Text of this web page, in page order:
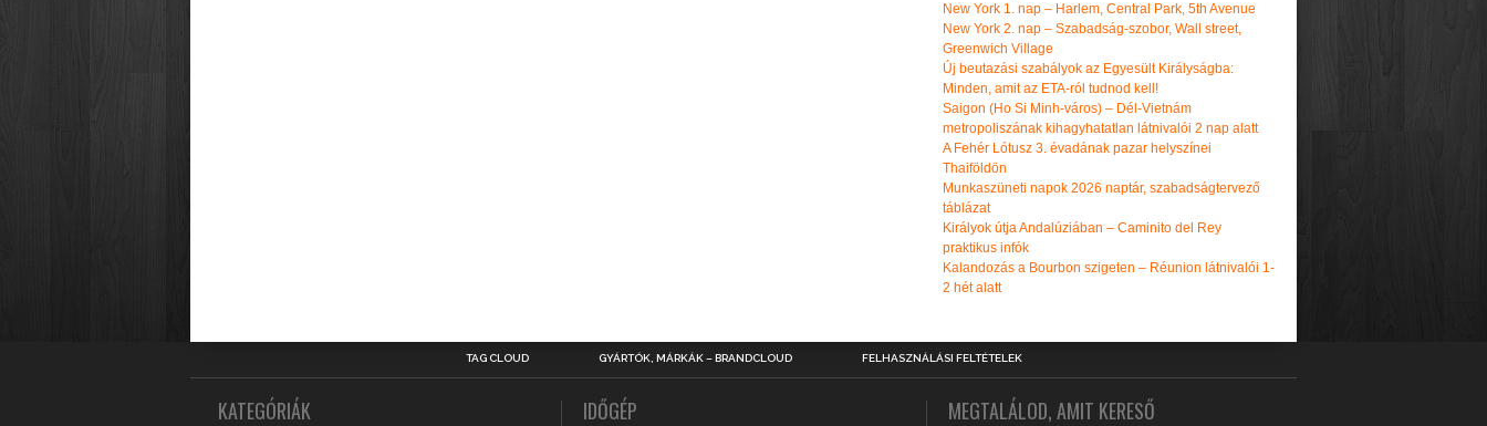
New York 1. nap – Harlem, Central Park, 5th Avenue
New York 2. nap – Szabadság-szobor, Wall street,
Greenwich Village
Új beutazási szabályok az Egyesült Királyságba:
Minden, amit az ETA-ról tudnod kell!
Saigon (Ho Si Minh-város) – Dél-Vietnám
metropoliszának kihagyhatatlan látnivalói 2 nap alatt
A Fehér Lótusz 3. évadának pazar helyszínei
Thaiföldön
Munkaszüneti napok 2026 naptár, szabadságtervező
táblázat
Királyok útja Andalúziában – Caminito del Rey
praktikus infók
Kalandozás a Bourbon szigeten – Réunion látnivalói 1-
2 hét alatt
TAG CLOUD GYÁRTÓK, MÁRKÁK – BRANDCLOUD FELHASZNÁLÁSI FELTÉTELEK
KATEGÓRIÁK IDŐGÉP MEGTALÁLOD, AMIT KERESŐ